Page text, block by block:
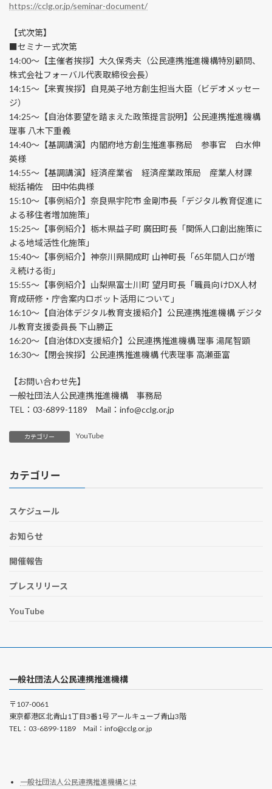
https://cclg.or.jp/seminar-document/
【式次第】
■セミナー式次第
14:00～【主催者挨拶】大久保秀夫（公民連携推進機構特別顧問、
株式会社フォーバル代表取締役会長）
14:15～【来賓挨拶】自見英子地方創生担当大臣（ビデオメッセー
ジ）
14:25～【自治体要望を踏まえた政策提言説明】公民連携推進機構
理事 八木下重義
14:40～【基調講演】内閣府地方創生推進事務局 参事官 白水伸
英様
14:55～【基調講演】経済産業省 経済産業政策局 産業人材課
総括補佐 田中佑典様
15:10～【事例紹介】奈良県宇陀市 金剛市長「デジタル教育促進に
よる移住者増加施策」
15:25～【事例紹介】栃木県益子町 廣田町長「関係人口創出施策に
よる地域活性化施策」
15:40～【事例紹介】神奈川県開成町 山神町長「65年間人口が増
え続ける街」
15:55～【事例紹介】山梨県富士川町 望月町長「職員向けDX人材
育成研修・庁舎案内ロボット活用について」
16:10～【自治体デジタル教育支援紹介】公民連携推進機構 デジタ
ル教育支援委員長 下山勝正
16:20～【自治体DX支援紹介】公民連携推進機構 理事 湯尾智顕
16:30～【閉会挨拶】公民連携推進機構 代表理事 高瀬亜富
【お問い合わせ先】
一般社団法人公民連携推進機構 事務局
TEL：03-6899-1189 Mail：info@cclg.or.jp
カテゴリー YouTube
カテゴリー
スケジュール
お知らせ
開催報告
プレスリリース
YouTube
一般社団法人公民連携推進機構
〒107-0061
東京都港区北青山1丁目3番1号 アールキューブ青山3階
TEL：03-6899-1189 Mail：info@cclg.or.jp
一般社団法人公民連携推進機構とは